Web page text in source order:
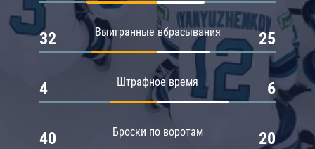
Выигранные вбрасывания
32 25
Штрафное время
4 6
Броски по воротам
40 20